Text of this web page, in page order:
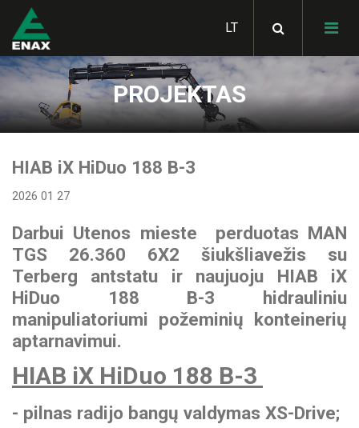
HIAB hidrauliniai
manipuliatoriai
MULTILIFT hidrauliniai
LOGLIFT miško krautuvai
JONSERED krautuvai
metalo laužui
KLUBB žmonių kėlimo
platforma
MOFFETT šakiniai
krautuvai
SKIBICKI savivarčiai
METSATEK miškavežiai
ALUCAR statramsčiai
Statybinės technikos
pervežimo platformos
Stiklovežiai
SKIBICKI konteinervežės
priekabos
STAS savivartės
puspriekabės
Paukščių gabenimo
GHH RAND kompresoriai
GARDNER DENVER
kompresoriai
Hidraulinės sistemos
vilkikams
komponentai
WIPRO (NUMMI)
HIAB aksesuarai
INTERMERCATO svėrimo
sistemos
PROJEKTAS
HIAB iX HiDuo 188 B-3
2026 01 27
Darbui Utenos mieste perduotas MAN
TGS 26.360 6X2 šiukšliavežis su
Terberg antstatu ir naujuoju HIAB iX
HiDuo 188 B-3 hidrauliniu
manipuliatoriumi požeminių konteinerių
aptarnavimui.
HIAB iX HiDuo 188 B-3
- pilnas radijo bangų valdymas XS-Drive;